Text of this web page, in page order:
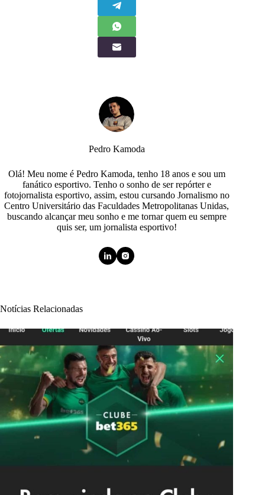
Pedro Kamoda
Olá! Meu nome é Pedro Kamoda, tenho 18 anos e sou um
fanático esportivo. Tenho o sonho de ser repórter e
fotojornalista esportivo, assim, estou cursando Jornalismo no
Centro Universitário das Faculdades Metropolitanas Unidas,
buscando alcançar meu sonho e me tornar quem eu sempre
quis ser, um jornalista esportivo!
Notícias Relacionadas